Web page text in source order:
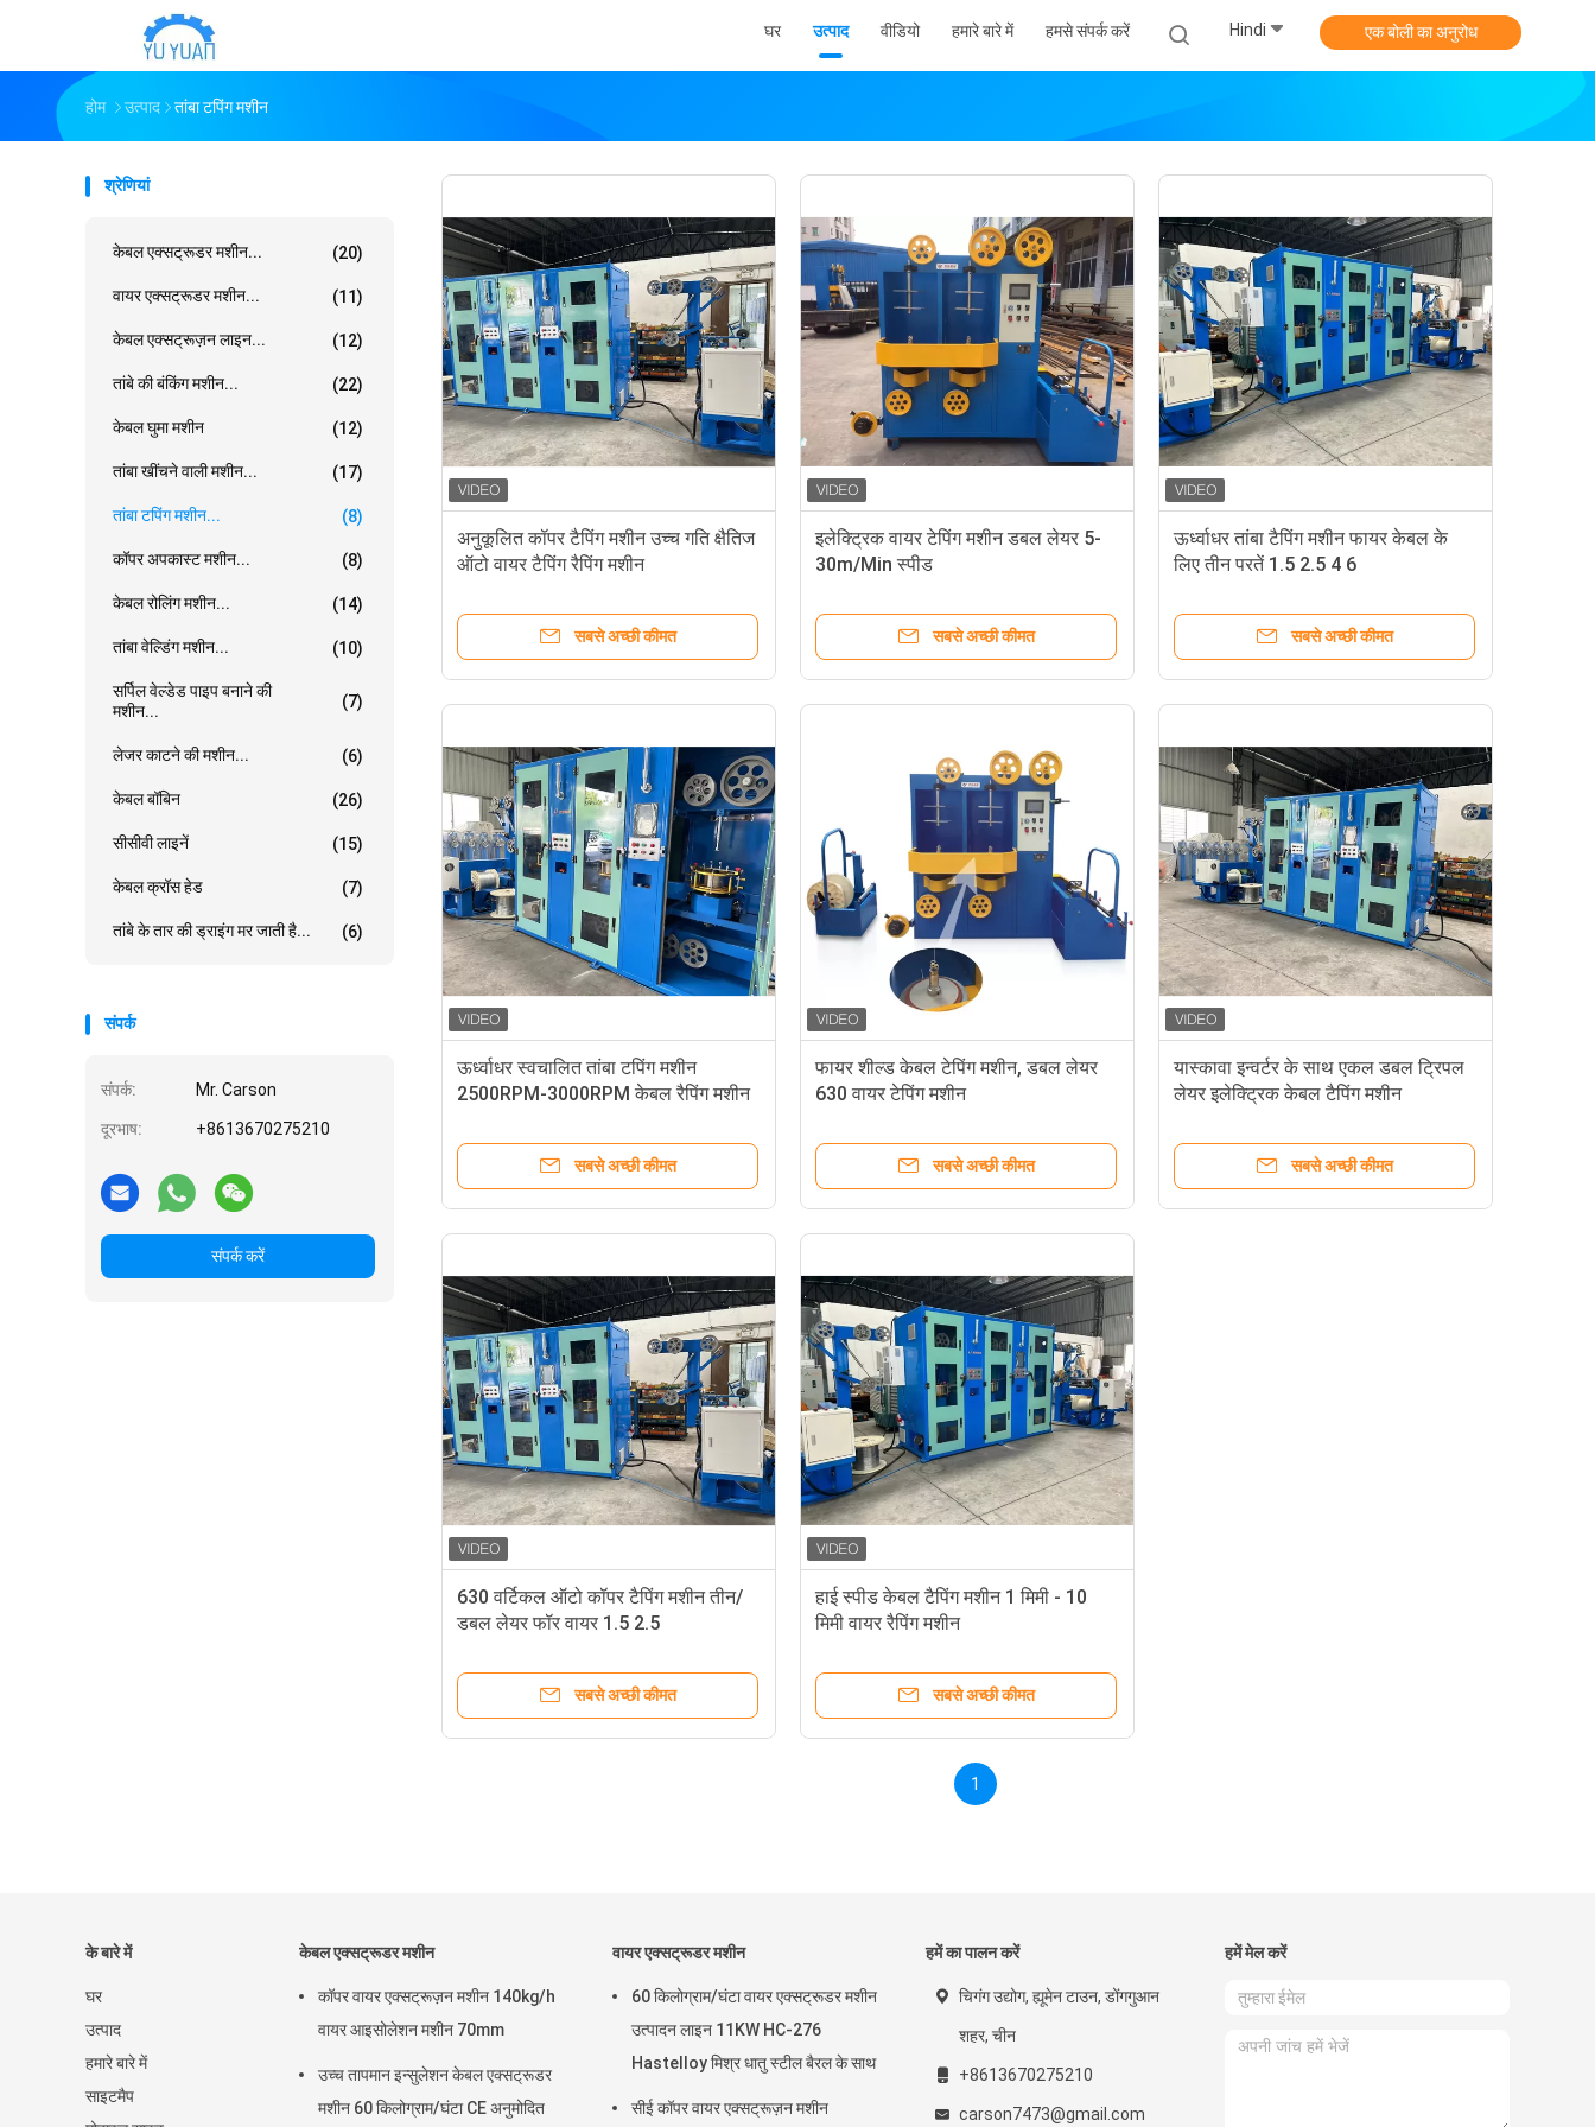
घर उत्पाद वीडियो हमारे बारे में हमसे संपर्क करें Hindi एक बोली का अनुरोध
होम उत्पाद तांबा टपिंग मशीन
श्रेणियां
केबल एक्सट्रूडर मशीन... (20)
वायर एक्सट्रूडर मशीन... (11)
केबल एक्सट्रूज़न लाइन... (12)
तांबे की बंकिंग मशीन... (22)
केबल घुमा मशीन (12)
तांबा खींचने वाली मशीन... (17)
तांबा टपिंग मशीन... (8)
कॉपर अपकास्ट मशीन... (8)
केबल रोलिंग मशीन... (14)
तांबा वेल्डिंग मशीन... (10)
सर्पिल वेल्डेड पाइप बनाने की
मशीन...
(7)
लेजर काटने की मशीन... (6)
केबल बॉबिन (26)
सीसीवी लाइनें (15)
केबल क्रॉस हेड (7)
तांबे के तार की ड्राइंग मर जाती है... (6)
संपर्क
संपर्क: Mr. Carson
दूरभाष: +8613670275210
संपर्क करें
अनुकूलित कॉपर टैपिंग मशीन उच्च गति क्षैतिज
ऑटो वायर टैपिंग रैपिंग मशीन
सबसे अच्छी कीमत
इलेक्ट्रिक वायर टेपिंग मशीन डबल लेयर 5-
30m/Min स्पीड
सबसे अच्छी कीमत
ऊर्ध्वाधर तांबा टैपिंग मशीन फायर केबल के
लिए तीन परतें 1.5 2.5 4 6
सबसे अच्छी कीमत
ऊर्ध्वाधर स्वचालित तांबा टपिंग मशीन
2500RPM-3000RPM केबल रैपिंग मशीन
सबसे अच्छी कीमत
फायर शील्ड केबल टेपिंग मशीन, डबल लेयर
630 वायर टेपिंग मशीन
सबसे अच्छी कीमत
यास्कावा इन्वर्टर के साथ एकल डबल ट्रिपल
लेयर इलेक्ट्रिक केबल टैपिंग मशीन
सबसे अच्छी कीमत
630 वर्टिकल ऑटो कॉपर टैपिंग मशीन तीन/
डबल लेयर फॉर वायर 1.5 2.5
सबसे अच्छी कीमत
हाई स्पीड केबल टैपिंग मशीन 1 मिमी - 10
मिमी वायर रैपिंग मशीन
सबसे अच्छी कीमत
1
के बारे में
घर
उत्पाद
हमारे बारे में
साइटमैप
केबल एक्सट्रूडर मशीन
कॉपर वायर एक्सट्रूज़न मशीन 140kg/h
वायर आइसोलेशन मशीन 70mm
उच्च तापमान इन्सुलेशन केबल एक्सट्रूडर
मशीन 60 किलोग्राम/घंटा CE अनुमोदित
वायर एक्सट्रूडर मशीन
60 किलोग्राम/घंटा वायर एक्सट्रूडर मशीन
उत्पादन लाइन 11KW HC-276
Hastelloy मिश्र धातु स्टील बैरल के साथ
सीई कॉपर वायर एक्सट्रूज़न मशीन
हमें का पालन करें
चिगंग उद्योग, ह्यूमेन टाउन, डोंगगुआन
शहर, चीन
+8613670275210
carson7473@gmail.com
हमें मेल करें